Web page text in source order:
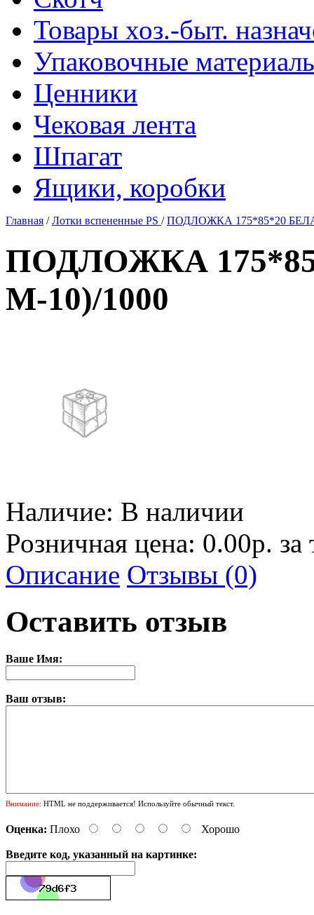
Товары хоз.-быт.
Упаковочные
Ценники
Чековая лента
Шпагат
Ящики, коробки
Главная /Лотки вспененные PS /ПОДЛОЖКА 175*85*20
ПОДЛОЖКА
М-10)/1000
Наличие: В наличии
Розничная цена: 0.00р.
Описание Отзывы (0)
Оставить отзыв
Ваше Имя:
Ваш отзыв:
Внимание: HTML не поддерживается! Используйте обычный текст.
Оценка: Плохо Хорошо
Введите код, указанный на картинке: